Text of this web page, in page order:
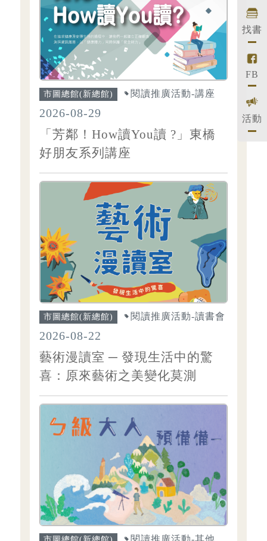
找書
FB
活動
市圖總館(新總館) 閱讀推廣活動-講座
2026-08-29
「芳鄰！How讀You讀 ?」東橋
好朋友系列講座
市圖總館(新總館) 閱讀推廣活動-讀書會
2026-08-22
藝術漫讀室 ─ 發現生活中的驚
喜：原來藝術之美變化莫測